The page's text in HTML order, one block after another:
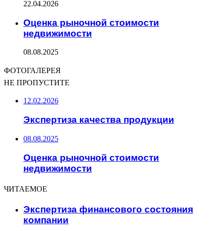
22.04.2026
Оценка рыночной стоимости
недвижимости
08.08.2025
ФОТОГАЛЕРЕЯ
НЕ ПРОПУСТИТЕ
12.02.2026
Экспертиза качества продукции
08.08.2025
Оценка рыночной стоимости
недвижимости
ЧИТАЕМОЕ
Экспертиза финансового состояния
компании